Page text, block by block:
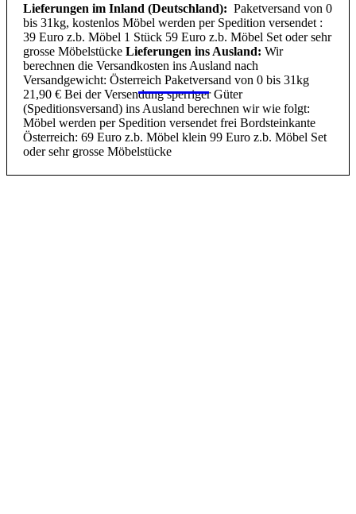
Lieferungen im Inland (Deutschland): Paketversand von 0
bis 31kg, kostenlos Möbel werden per Spedition versendet :
39 Euro z.b. Möbel 1 Stück 59 Euro z.b. Möbel Set oder sehr
grosse Möbelstücke Lieferungen ins Ausland: Wir
berechnen die Versandkosten ins Ausland nach
Versandgewicht: Österreich Paketversand von 0 bis 31kg
21,90 € Bei der Versendung sperriger Güter
(Speditionsversand) ins Ausland berechnen wir wie folgt:
Möbel werden per Spedition versendet frei Bordsteinkante
Österreich: 69 Euro z.b. Möbel klein 99 Euro z.b. Möbel Set
oder sehr grosse Möbelstücke